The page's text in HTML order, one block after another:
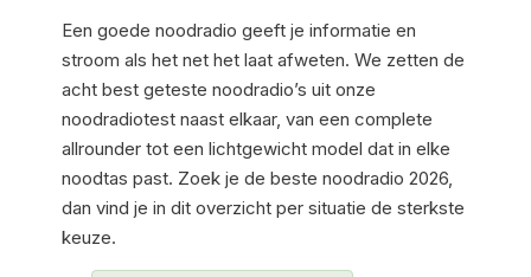
Een goede noodradio geeft je informatie en
stroom als het net het laat afweten. We zetten de
acht best geteste noodradio’s uit onze
noodradiotest naast elkaar, van een complete
allrounder tot een lichtgewicht model dat in elke
noodtas past. Zoek je de beste noodradio 2026,
dan vind je in dit overzicht per situatie de sterkste
keuze.